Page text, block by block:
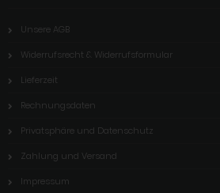
Unsere AGB
Widerrufsrecht & Widerrufsformular
Lieferzeit
Rechnungsdaten
Privatsphäre und Datenschutz
Zahlung und Versand
Impressum